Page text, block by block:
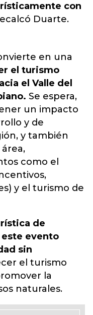
con
Duarte.
en una
el turismo
el Valle del
Se espera,
un impacto
y de
y también
como el
y el turismo de
de
evento
sin
el turismo
la
naturales.